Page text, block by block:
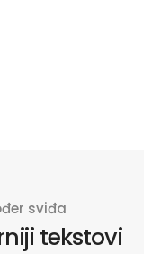
sviđa
tekstovi